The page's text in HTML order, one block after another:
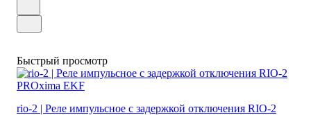
Быстрый просмотр
rio-2 | Реле импульсное с задержкой отключения RIO-2